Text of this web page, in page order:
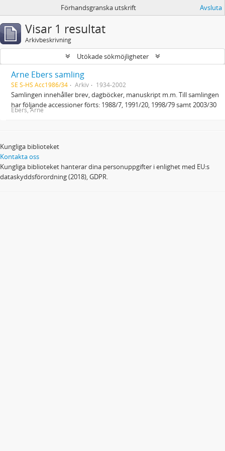
Förhandsgranska utskrift Avsluta
Visar 1 resultat
Arkivbeskrivning
Utökade sökmöjligheter
Arne Ebers samling
SE S-HS Acc1986/34 Arkiv 1934-2002
Samlingen innehåller brev, dagböcker, manuskript m.m. Till samlingen
har följande accessioner förts: 1988/7, 1991/20, 1998/79 samt 2003/30
Ebers, Arne
Kungliga biblioteket
Kontakta oss
Kungliga biblioteket hanterar dina personuppgifter i enlighet med EU:s
dataskyddsförordning (2018), GDPR.